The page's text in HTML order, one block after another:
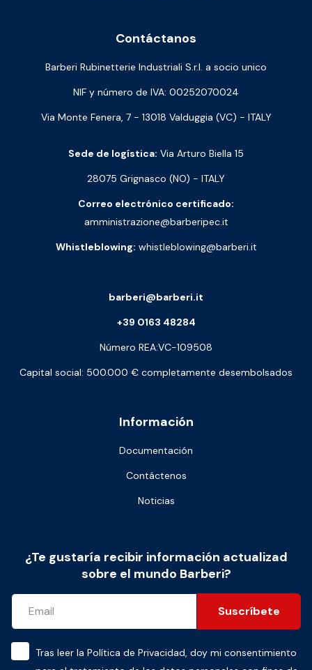
Contáctanos
Barberi Rubinetterie Industriali S.r.l. a socio unico
NIF y número de IVA: 00252070024
Via Monte Fenera, 7 - 13018 Valduggia (VC) - ITALY
Sede de logística: Via Arturo Biella 15
28075 Grignasco (NO) - ITALY
Correo electrónico certificado:
amministrazione@barberipec.it
Whistleblowing: whistleblowing@barberi.it
Información
Documentación
Contáctenos
Noticias
barberi@barberi.it
+39 0163 48284
Número REA:VC-109508
Capital social: 500.000 € completamente desembolsados
¿Te gustaría recibir información actualizad
sobre el mundo Barberi?
Suscríbete
Tras leer la Política de Privacidad, doy mi consentimiento